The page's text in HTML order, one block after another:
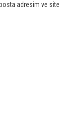
adresim ve site